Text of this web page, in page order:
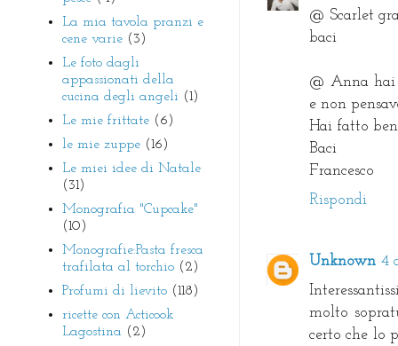
@ Scarlet
baci
@ Anna hai
e non
Hai fatto
Baci
Francesco
Rispondi
Unknown 4
molto
certo che lo
La mia tavola pranzi e
cene varie (3)
Le foto dagli
appassionati della
cucina degli angeli (1)
Le mie frittate (6)
le mie zuppe (16)
Le miei idee di Natale
(31)
Monografia "Cupcake"
(10)
Monografie:Pasta fresca
trafilata al torchio (2)
Profumi di lievito (118)
ricette con Acticook
Lagostina (2)